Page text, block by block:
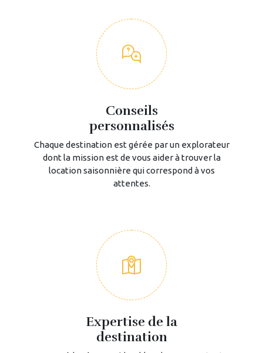
Conseils
personnalisés
Chaque destination est gérée par un explorateur
dont la mission est de vous aider à trouver la
location saisonnière qui correspond à vos
attentes.
Expertise de la
destination